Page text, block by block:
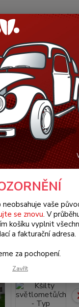
Hledat
Elektroinstalace
-
vaše
se znovu. V
košíku vyplnit
a fakturační adresa.
za pochopení.
Zavřít